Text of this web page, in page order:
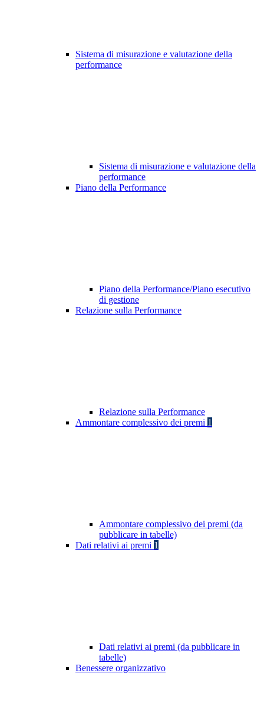
Sistema di misurazione e valutazione della
performance
Sistema di misurazione e valutazione della
performance
Piano della Performance
Piano della Performance/Piano esecutivo
di gestione
Relazione sulla Performance
Relazione sulla Performance
Ammontare complessivo dei premi 1
Ammontare complessivo dei premi (da
pubblicare in tabelle)
Dati relativi ai premi 1
Dati relativi ai premi (da pubblicare in
tabelle)
Benessere organizzativo